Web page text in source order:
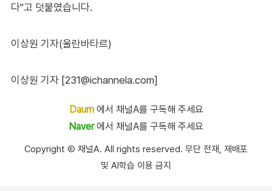
다"고 덧붙였습니다.
이상원 기자(울란바타르)
이상원 기자 [231@ichannela.com]
Daum에서 채널A를 구독해 주세요
Naver에서 채널A를 구독해 주세요
Copyright Ⓒ 채널A. All rights reserved. 무단 전재, 재배포
및 AI학습 이용 금지